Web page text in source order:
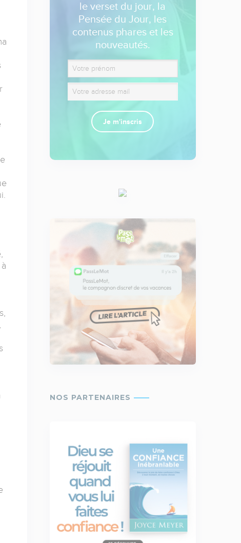
le verset du jour, la
Pensée du Jour, les
contenus phares et les
nouveautés.
Je m'inscris